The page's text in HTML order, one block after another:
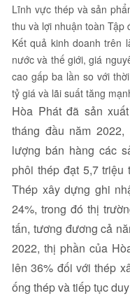
Lĩnh vực thép và sản
thu và lợi nhuận toàn Tập
Kết quả kinh doanh trên
nước và thế giới, giá
cao gấp ba lần so với
tỷ giá và lãi suất tăng
Hòa Phát đã sản
tháng đầu năm
lượng bán hàng các
phôi thép đạt 5,7 triệu
Thép xây dựng ghi
24%, trong đó thị
tấn, tương đương cả
2022, thị phần của
lên 36% đối với thép
ống thép và tiếp tục